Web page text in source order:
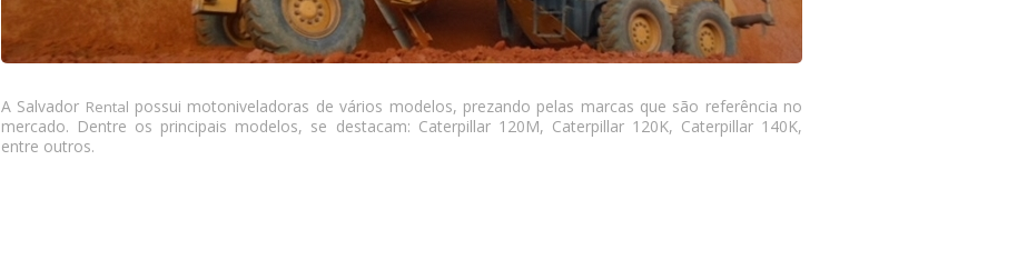
A Salvador Rental possui motoniveladoras de vários modelos, prezando pelas marcas que são referência no
mercado. Dentre os principais modelos, se destacam: Caterpillar 120M, Caterpillar 120K, Caterpillar 140K,
entre outros.